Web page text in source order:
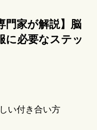
門家が解説】脳
に必要なステッ
い付き合い方